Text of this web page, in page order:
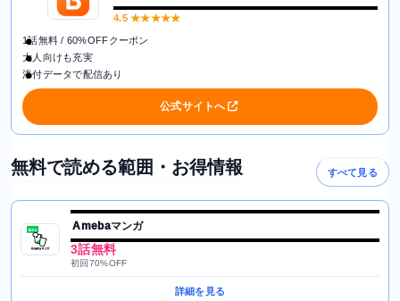
4.5★★★★★
1話無料 / 60%OFFクーポン
大人向けも充実
添付データで配信あり
公式サイトへ
無料で読める範囲・お得情報 すべて見る
Amebaマンガ
3話無料
初回70%OFF
詳細を見る